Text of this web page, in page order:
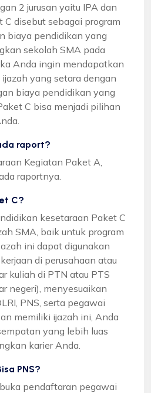
2 jurusan yaitu IPA dan
C disebut sebagai program
biaya pendidikan yang
sekolah SMA pada
Anda ingin mendapatkan
yang setara dengan
biaya pendidikan yang
C bisa menjadi pilihan
raport?
Kegiatan Paket A,
raportnya.
C?
kesetaraan Paket C
SMA, baik untuk program
ini dapat digunakan
di perusahaan atau
kuliah di PTN atau PTS
negeri), menyesuaikan
PNS, serta pegawai
memiliki ijazah ini, Anda
yang lebih luas
karier Anda.
PNS?
pendaftaran pegawai